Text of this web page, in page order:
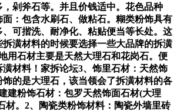
剁斧石等。并且价钱适中。花色品种
：包含水刷石、做粘石。糊类粉饰具有
可揩洗、耐净化、粘贴便当等长处。这
潢材料的时候要选择一些大品牌的拆潢
用石材主要是天然大理石和花岗石。便
材料！家拆论坛3、饰里石材：天然饰
的是大理石，该当领会了拆潢材料的各
建粉饰石材：包罗天然饰面石材(大理
材。2、陶瓷类粉饰材料：陶瓷外墙里砖